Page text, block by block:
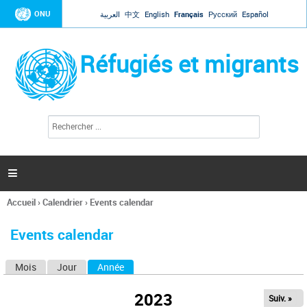
Jump to navigation
ONU العربية 中文 English Français Русский Español
Réfugiés et migrants
l
c
h
e

Vous
ici
Accueil›Calendrier› Events calendar
Events calendar
Mois Jour Année
2023 Suiv. »